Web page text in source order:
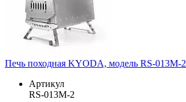
Печь походная KYODA, модель RS-013M-2
Артикул
RS-013M-2